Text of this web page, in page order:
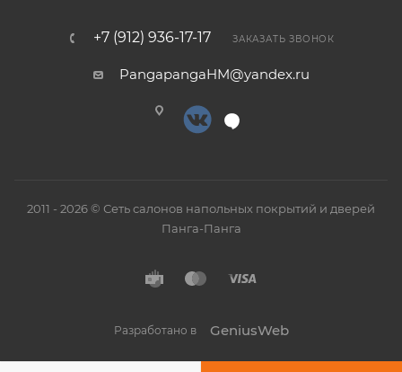
+7 (912) 936-17-17 ЗАКАЗАТЬ ЗВОНОК
PangapangaHM@yandex.ru
2011 - 2026 © Сеть салонов напольных покрытий и дверей
Панга-Панга
Разработано в GeniusWeb